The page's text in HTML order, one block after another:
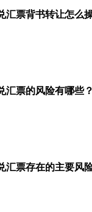
汇票背书转让怎么
汇票的风险有哪些？
汇票存在的主要风